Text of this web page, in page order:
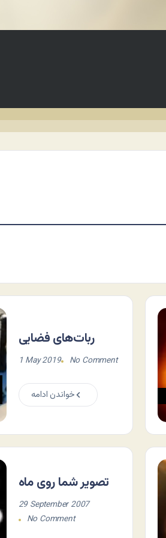
ربات‌های فضایی
1 May 2019 No Comment
خواندن ادامه
تصویر شما روی ماه
29 September 2007
No Comment